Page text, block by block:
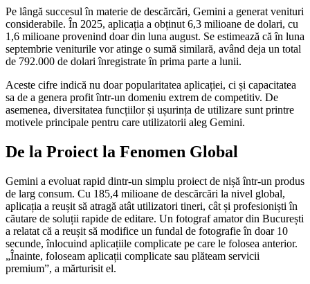
Pe lângă succesul în materie de descărcări, Gemini a generat venituri
considerabile. În 2025, aplicația a obținut 6,3 milioane de dolari, cu
1,6 milioane provenind doar din luna august. Se estimează că în luna
septembrie veniturile vor atinge o sumă similară, având deja un total
de 792.000 de dolari înregistrate în prima parte a lunii.
Aceste cifre indică nu doar popularitatea aplicației, ci și capacitatea
sa de a genera profit într-un domeniu extrem de competitiv. De
asemenea, diversitatea funcțiilor și ușurința de utilizare sunt printre
motivele principale pentru care utilizatorii aleg Gemini.
De la Proiect la Fenomen Global
Gemini a evoluat rapid dintr-un simplu proiect de nișă într-un produs
de larg consum. Cu 185,4 milioane de descărcări la nivel global,
aplicația a reușit să atragă atât utilizatori tineri, cât și profesioniști în
căutare de soluții rapide de editare. Un fotograf amator din București
a relatat că a reușit să modifice un fundal de fotografie în doar 10
secunde, înlocuind aplicațiile complicate pe care le folosea anterior.
„Înainte, foloseam aplicații complicate sau plăteam servicii
premium”, a mărturisit el.